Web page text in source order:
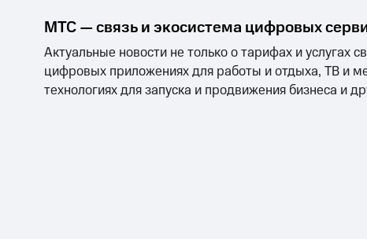
МТС — связь и экосистема цифровых
Актуальные новости не только о тарифах и услугах
цифровых приложениях для работы и отдыха, ТВ и
технологиях для запуска и продвижения бизнеса и